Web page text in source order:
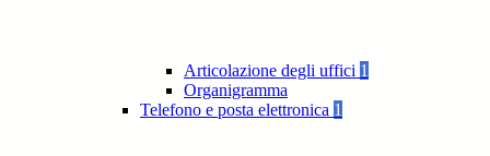
Articolazione degli uffici 1
Organigramma
Telefono e posta elettronica 1